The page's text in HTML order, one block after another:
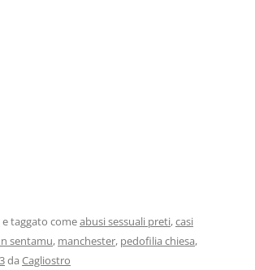
e taggato comeabusi sessuali preti,casi
sentamu, manchester, pedofilia chiesa,
da Cagliostro